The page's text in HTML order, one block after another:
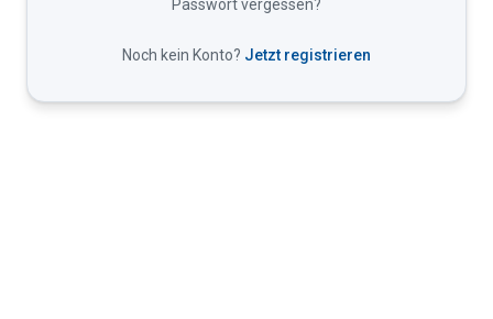
Passwort vergessen?
Noch kein Konto? Jetzt registrieren